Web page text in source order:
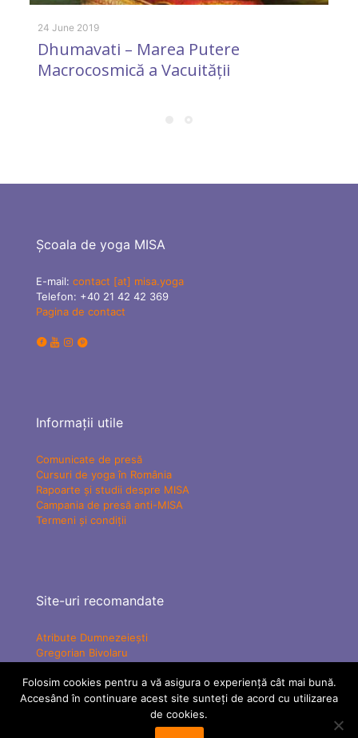
24 June 2019
Dhumavati – Marea Putere
Macrocosmică a Vacuității
Școala de yoga MISA
E-mail: contact [at] misa.yoga
Telefon: +40 21 42 42 369
Pagina de contact
Informații utile
Comunicate de presă
Cursuri de yoga în România
Rapoarte și studii despre MISA
Campania de presă anti-MISA
Termeni și condiții
Site-uri recomandate
Atribute Dumnezeiești
Gregorian Bivolaru
Mișcarea Charismatică Teofanică
Vindecare Spirituală
Folosim cookies pentru a vă asigura o experiență cât mai bună.
Accesând în continuare acest site sunteți de acord cu utilizarea
de cookies.